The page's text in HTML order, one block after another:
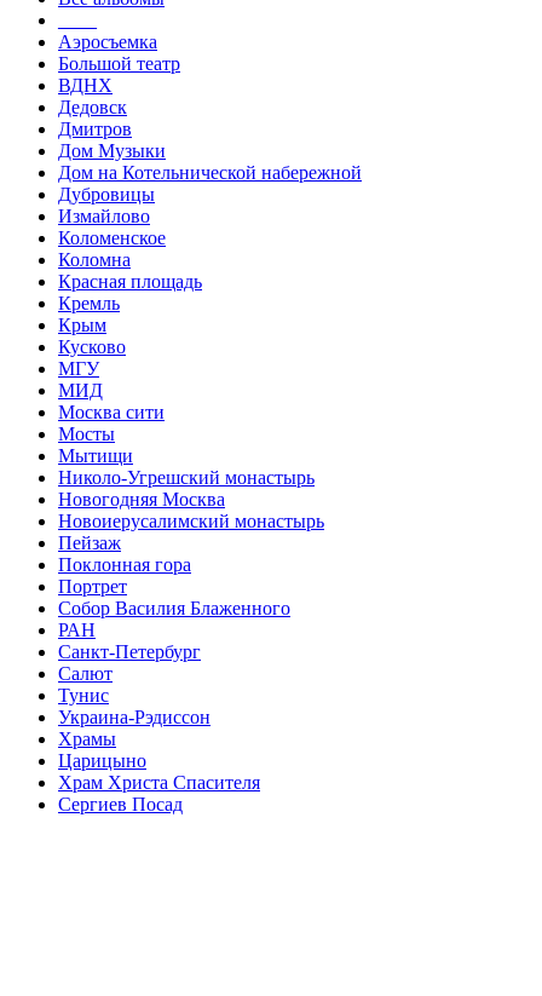
Аэросъемка
Большой театр
ВДНХ
Дедовск
Дмитров
Дом Музыки
Дом на Котельнической набережной
Дубровицы
Измайлово
Коломенское
Коломна
Красная площадь
Кремль
Крым
Кусково
МГУ
МИД
Москва сити
Мосты
Мытищи
Николо-Угрешский монастырь
Новогодняя Москва
Новоиерусалимский монастырь
Пейзаж
Поклонная гора
Портрет
Собор Василия Блаженного
РАН
Санкт-Петербург
Салют
Тунис
Украина-Рэдиссон
Храмы
Царицыно
Храм Христа Спасителя
Сергиев Посад